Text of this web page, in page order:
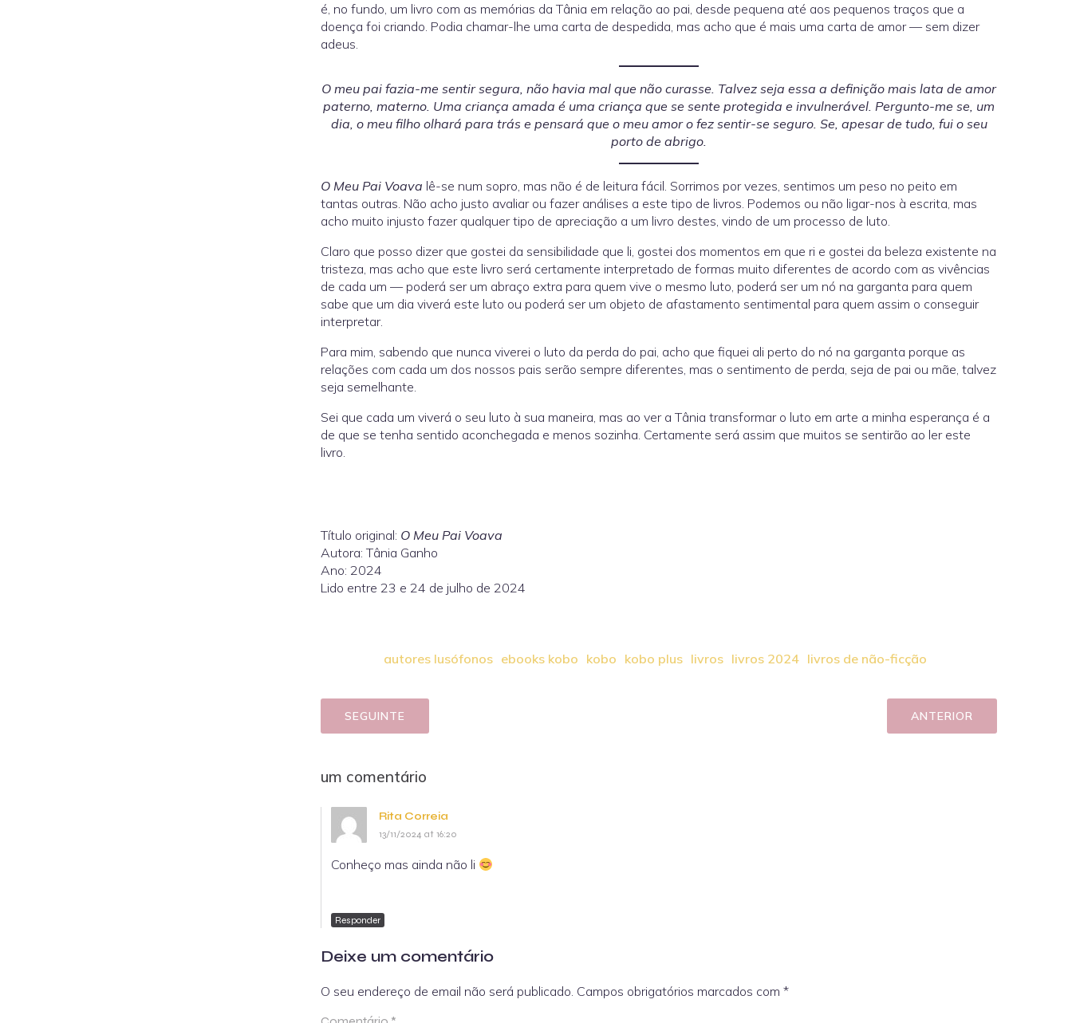
é, no fundo, um livro com as memórias da Tânia em relação ao pai, desde pequena até aos pequenos traços que a
doença foi criando. Podia chamar-lhe uma carta de despedida, mas acho que é mais uma carta de amor — sem dizer
adeus.
O meu pai fazia-me sentir segura, não havia mal que não curasse. Talvez seja essa a definição mais lata de amor
paterno, materno. Uma criança amada é uma criança que se sente protegida e invulnerável. Pergunto-me se, um
dia, o meu filho olhará para trás e pensará que o meu amor o fez sentir-se seguro. Se, apesar de tudo, fui o seu
porto de abrigo.
O Meu Pai Voava lê-se num sopro, mas não é de leitura fácil. Sorrimos por vezes, sentimos um peso no peito em
tantas outras. Não acho justo avaliar ou fazer análises a este tipo de livros. Podemos ou não ligar-nos à escrita, mas
acho muito injusto fazer qualquer tipo de apreciação a um livro destes, vindo de um processo de luto.
Claro que posso dizer que gostei da sensibilidade que li, gostei dos momentos em que ri e gostei da beleza existente na
tristeza, mas acho que este livro será certamente interpretado de formas muito diferentes de acordo com as vivências
de cada um — poderá ser um abraço extra para quem vive o mesmo luto, poderá ser um nó na garganta para quem
sabe que um dia viverá este luto ou poderá ser um objeto de afastamento sentimental para quem assim o conseguir
interpretar.
Para mim, sabendo que nunca viverei o luto da perda do pai, acho que fiquei ali perto do nó na garganta porque as
relações com cada um dos nossos pais serão sempre diferentes, mas o sentimento de perda, seja de pai ou mãe, talvez
seja semelhante.
Sei que cada um viverá o seu luto à sua maneira, mas ao ver a Tânia transformar o luto em arte a minha esperança é a
de que se tenha sentido aconchegada e menos sozinha. Certamente será assim que muitos se sentirão ao ler este
livro.
Título original: O Meu Pai Voava
Autora: Tânia Ganho
Ano: 2024
Lido entre 23 e 24 de julho de 2024
autores lusófonos ebooks kobo kobo kobo plus livros livros 2024 livros de não-ficção
SEGUINTE ANTERIOR
um comentário
Rita Correia
13/11/2024 at 16:20
Conheço mas ainda não li
Responder
Deixe um comentário
O seu endereço de email não será publicado. Campos obrigatórios marcados com *